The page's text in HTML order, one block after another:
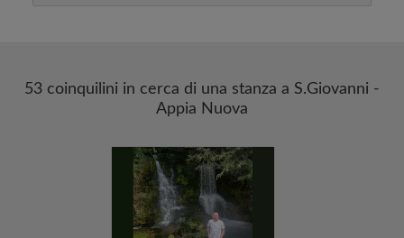
53 coinquilini in cerca di una stanza a S.Giovanni -
Appia Nuova